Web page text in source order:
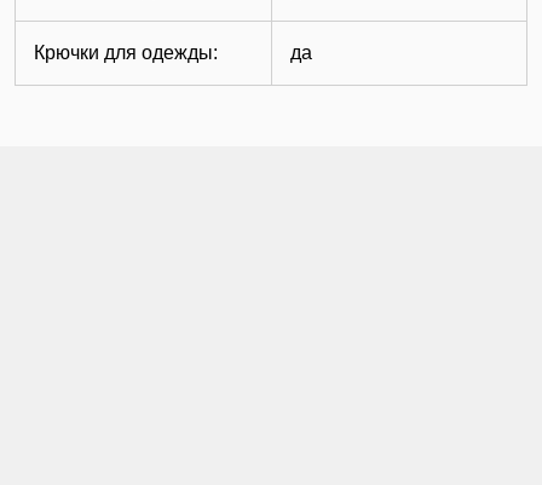
Крючки для одежды: да